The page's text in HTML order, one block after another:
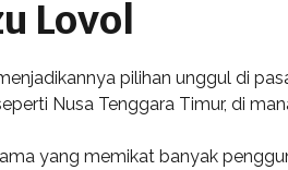
Lovol
pilihan unggul di
Nusa Tenggara Timur, di
yang memikat banyak